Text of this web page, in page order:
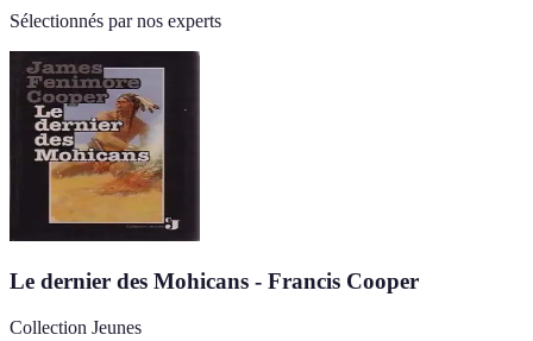
Sélectionnés par nos experts
Le dernier des Mohicans - Francis Cooper
Collection Jeunes